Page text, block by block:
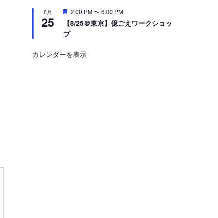
8月
25
注
2:00 PM〜6:00 PM
【8/25＠東京】億ごえワークショッ
プ
カレンダーを表示